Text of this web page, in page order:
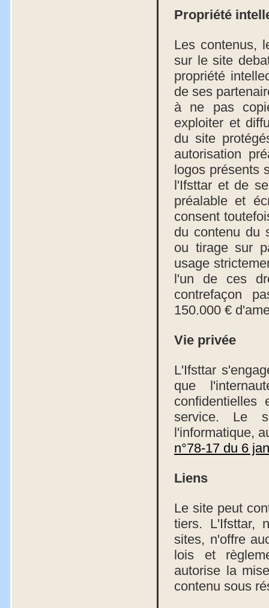
Propriété
Les contenus,
sur le site
propriété
de ses
à ne pas
exploiter et
du site
autorisation
logos présents
l'Ifsttar et de
préalable et
consent
du contenu du
ou tirage sur
usage
l'un de ces
contrefaçon
150.000 €
Vie privée
L'Ifsttar
que
service. Le
l'informatique,
n°78-17 du 6
Liens
Le site peut
tiers. L'Ifsttar,
sites, n'offre
lois et
autorise la
contenu sous